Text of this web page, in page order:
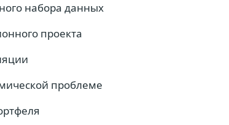
набора данных
проекта
проблеме